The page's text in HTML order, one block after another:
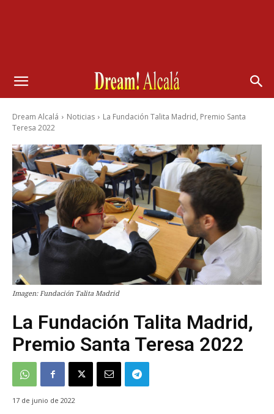
Dream Alcalá Noticias
La Fundación Talita Madrid, Premio Santa
Teresa 2022
Imagen: Fundación Talita Madrid
La Fundación Talita Madrid,
Premio Santa Teresa 2022
17 de junio de 2022